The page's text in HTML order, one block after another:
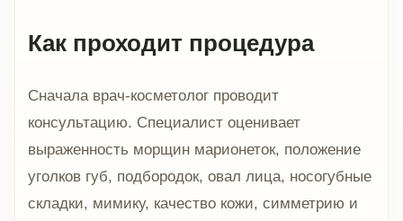
Как проходит процедура
Сначала врач-косметолог проводит
консультацию. Специалист оценивает
выраженность морщин марионеток, положение
уголков губ, подбородок, овал лица, носогубные
складки, мимику, качество кожи, симметрию и